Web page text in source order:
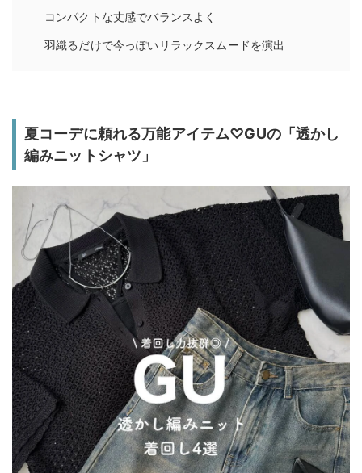
コンパクトな丈感でバランスよく
羽織るだけで今っぽいリラックスムードを演出
夏コーデに頼れる万能アイテム♡GUの「透かし
編みニットシャツ」